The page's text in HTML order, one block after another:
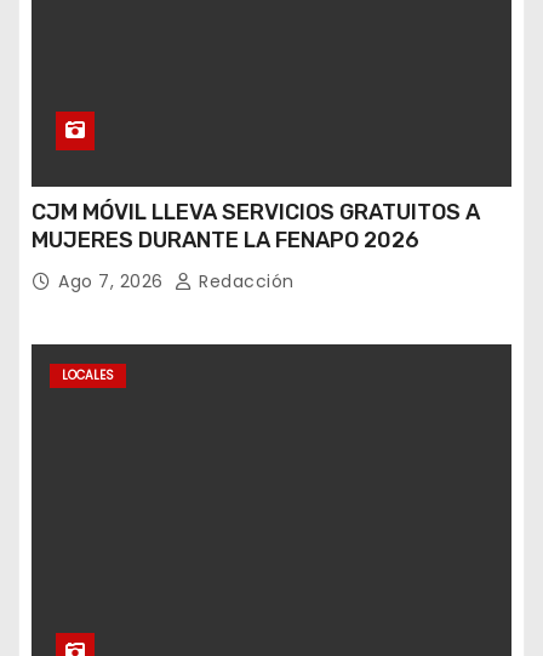
CJM MÓVIL LLEVA SERVICIOS GRATUITOS A
MUJERES DURANTE LA FENAPO 2026
Ago 7, 2026 Redacción
LOCALES